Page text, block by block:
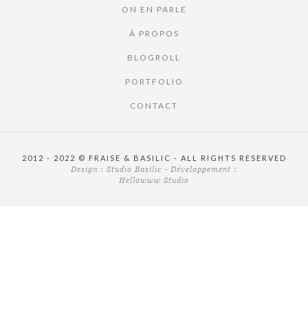
ON EN PARLE
À PROPOS
BLOGROLL
PORTFOLIO
CONTACT
2012 - 2022 © FRAISE & BASILIC - ALL RIGHTS RESERVED
Design : Studio Basilic - Développement :
Hellowww Studio